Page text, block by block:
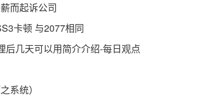
而起诉公司
卡顿 与2077相同
几天可以用简介介绍-每日观点
系统）